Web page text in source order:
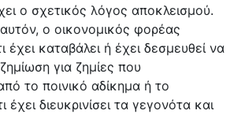
ο σχετικός λόγος αποκλεισμού.
ο οικονομικός φορέας
έχει καταβάλει ή έχει δεσμευθεί να
για ζημίες που
το ποινικό αδίκημα ή το
διευκρινίσει τα γεγονότα και